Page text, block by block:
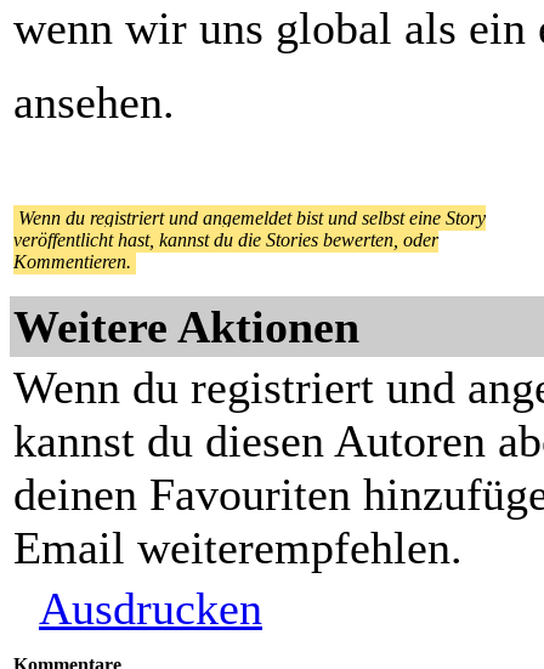
wenn wir uns global als ein
ansehen.
Wenn du registriert und angemeldet bist und selbst eine Story
veröffentlicht hast, kannst du die Stories bewerten, oder
Kommentieren.
Weitere Aktionen
Wenn du registriert und
kannst du diesen Autoren
deinen Favouriten
Email weiterempfehlen.
Ausdrucken
Kommentare